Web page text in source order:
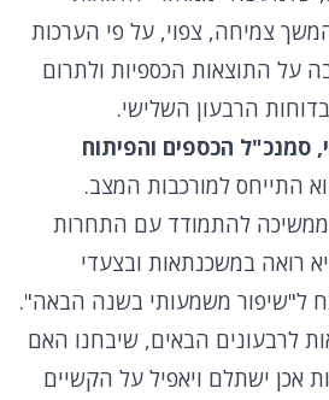
צמיחה, צפוי, על פי הערכות
על התוצאות הכספיות ולתרום
הרבעון השלישי.
סמנכ"ל הכספים והפיתוח
התייחס למורכבות המצב.
להתמודד עם התחרות
רואה במשכנתאות ובצעדי
ל"שיפור משמעותי בשנה הבאה".
לרבעונים הבאים, שיבחנו האם
אכן ישתלם ויאפיל על הקשיים